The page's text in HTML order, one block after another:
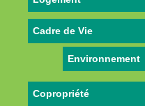
Cadre de Vie
Environnement
Copropriété